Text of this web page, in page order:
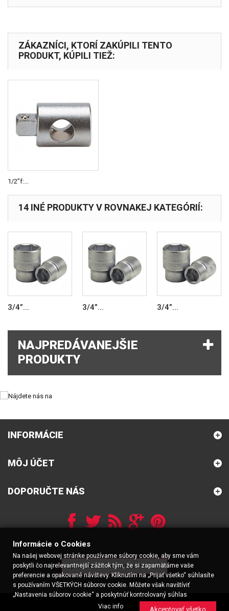
ZÁKAZNÍCI, KTORÍ ZAKÚPILI TENTO
PRODUKT, KÚPILI TIEŽ:
1/2”f:...
14 INÉ PRODUKTY V ROVNAKEJ KATEGÓRIÍ:
3/4”... 3/4”... 3/4”...
NAJPREDÁVANEJŠIE
PRODUKTY
INFORMÁCIE
MÔJ ÚČET
DOPORUČTE NÁS
Spracovať informácie o cookies
Informácie o Cookies
Na našej webovej stránke používame súbory cookie, aby sme vám
poskytli čo najrelevantnejší zážitok tým, že si zapamätáme vaše
preferencie a opakované návštevy. Kliknutím na „Prijať všetko“ súhlasíte
s používaním VŠETKÝCH súborov cookie. Môžete však navštíviť
„Nastavenia súborov cookie“ a poskytnúť kontrolovaný súhlas
Viac info
Akceptovať všetko